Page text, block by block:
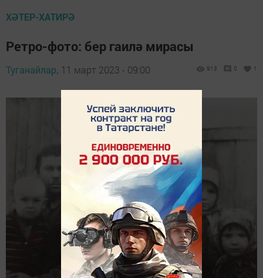
ХӘТЕР-ХАТИРӘ
Ретро-фото: бер гаилә мирасы
Туганайлар, 11 март 2023 - 09:00 913 0 1